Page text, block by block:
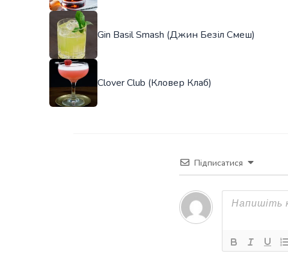
Gin Basil Smash (Джин Безіл Смеш)
Clover Club (Кловер Клаб)
Підписатися